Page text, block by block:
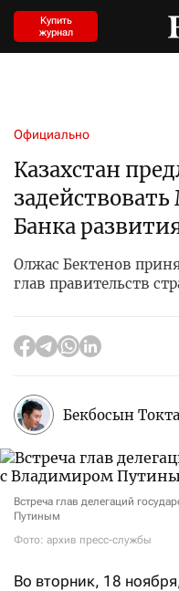
Купить
журнал
Официально
Казахстан
Банка
Олжас Бектенов
глав правительств
Бекбосын
Встреча глав делегаций
Путиным
Фото: архив пресс-службы
Во вторник, 18